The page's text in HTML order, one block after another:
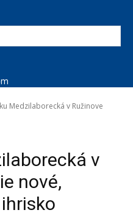
Medzilaborecká v Ružinove
v
nové,